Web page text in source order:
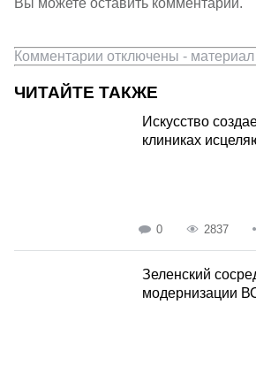
Вы можете оставить комментарии.
Комментарии отключены -
ЧИТАЙТЕ ТАКЖЕ
Искусство
клиниках
0 2837
Зеленский
модернизации